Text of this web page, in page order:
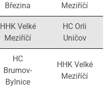
Březina
Meziříčí
HHK Velké
Meziříčí
HC Orli
Uničov
HC
Brumov-
Bylnice
HHK Velké
Meziříčí